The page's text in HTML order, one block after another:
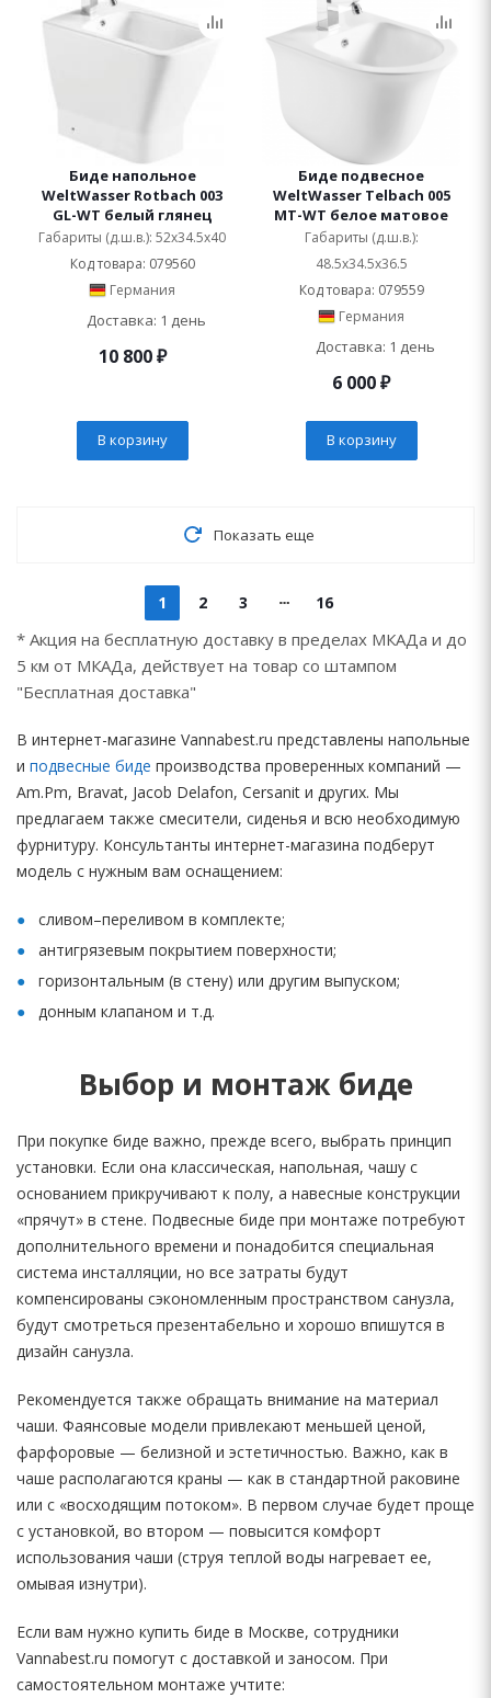
Биде напольное
WeltWasser Rotbach 003
GL-WT белый глянец
Габариты (д.ш.в.): 52x34.5x40
Код товара: 079560
Германия
Доставка: 1 день
10 800₽
В корзину
Биде подвесное
WeltWasser Telbach 005
MT-WT белое матовое
Габариты (д.ш.в.):
48.5x34.5x36.5
Код товара: 079559
Германия
Доставка: 1 день
6 000₽
В корзину
Показать еще
1 2 3 16
* Акция на бесплатную доставку в пределах МКАДа и до
5 км от МКАДа, действует на товар со штампом
"Бесплатная доставка"
В интернет-магазине Vannabest.ru представлены напольные
и подвесные биде производства проверенных компаний —
Am.Pm, Bravat, Jacob Delafon, Cersanit и других. Мы
предлагаем также смесители, сиденья и всю необходимую
фурнитуру. Консультанты интернет-магазина подберут
модель с нужным вам оснащением:
сливом–переливом в комплекте;
антигрязевым покрытием поверхности;
горизонтальным (в стену) или другим выпуском;
донным клапаном и т.д.
Выбор и монтаж биде
При покупке биде важно, прежде всего, выбрать принцип
установки. Если она классическая, напольная, чашу с
основанием прикручивают к полу, а навесные конструкции
«прячут» в стене. Подвесные биде при монтаже потребуют
дополнительного времени и понадобится специальная
система инсталляции, но все затраты будут
компенсированы сэкономленным пространством санузла,
будут смотреться презентабельно и хорошо впишутся в
дизайн санузла.
Рекомендуется также обращать внимание на материал
чаши. Фаянсовые модели привлекают меньшей ценой,
фарфоровые — белизной и эстетичностью. Важно, как в
чаше располагаются краны — как в стандартной раковине
или с «восходящим потоком». В первом случае будет проще
с установкой, во втором — повысится комфорт
использования чаши (струя теплой воды нагревает ее,
омывая изнутри).
Если вам нужно купить биде в Москве, сотрудники
Vannabest.ru помогут с доставкой и заносом. При
самостоятельном монтаже учтите: